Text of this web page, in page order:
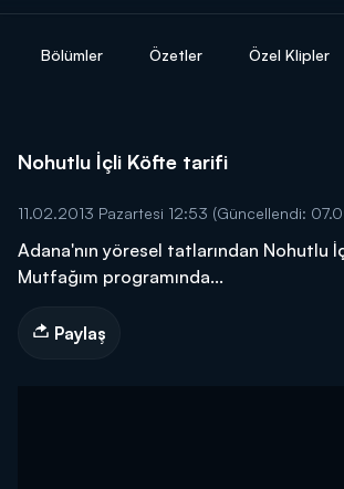
Bölümler Özetler Özel Klipler
Nohutlu İçli Köfte tarifi
11.02.2013 Pazartesi 12:53 (Güncellendi:
Adana'nın yöresel tatlarından Nohutlu
Mutfağım programında...
Paylaş